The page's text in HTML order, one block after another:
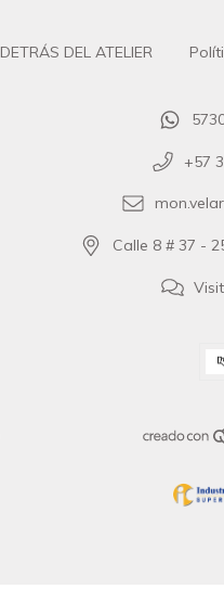
DETRÁS DEL ATELIER
+57
Calle 8 # 37 -